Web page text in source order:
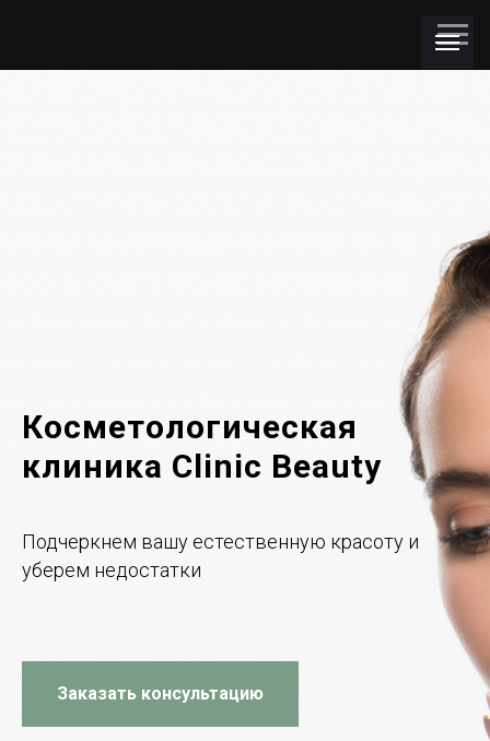
Косметологическая
клиника Clinic Beauty
Подчеркнем вашу естественную красоту и
уберем недостатки
Заказать консультацию